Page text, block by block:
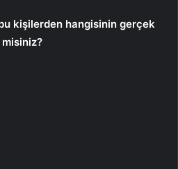
kişilerden hangisinin gerçek